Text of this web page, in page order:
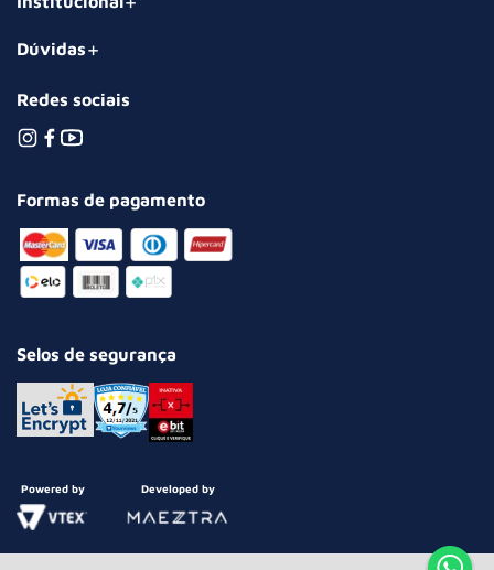
Dúvidas
Redes sociais
Formas de pagamento
Selos de segurança
Powered by Developed by